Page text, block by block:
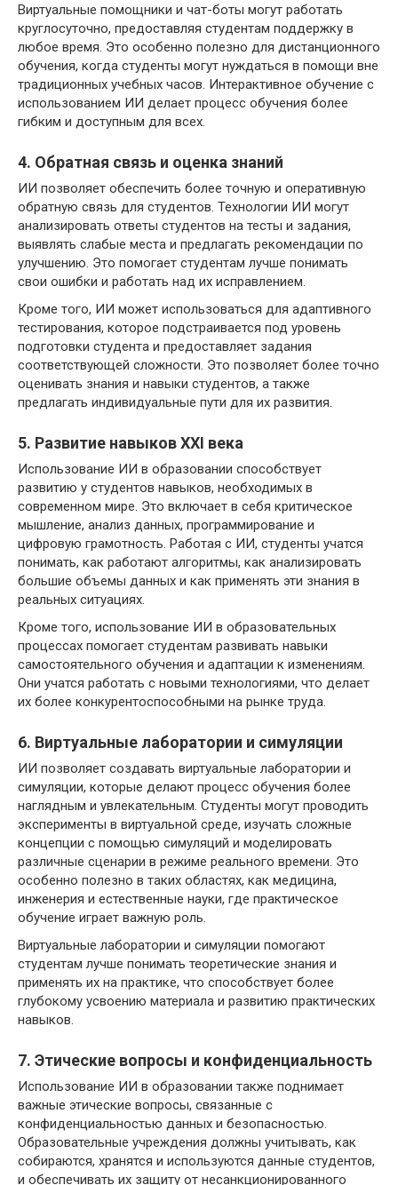
Виртуальные помощники и чат-боты могут работать
круглосуточно, предоставляя студентам поддержку в
любое время. Это особенно полезно для дистанционного
обучения, когда студенты могут нуждаться в помощи вне
традиционных учебных часов. Интерактивное обучение с
использованием ИИ делает процесс обучения более
гибким и доступным для всех.
4. Обратная связь и оценка знаний
ИИ позволяет обеспечить более точную и оперативную
обратную связь для студентов. Технологии ИИ могут
анализировать ответы студентов на тесты и задания,
выявлять слабые места и предлагать рекомендации по
улучшению. Это помогает студентам лучше понимать
свои ошибки и работать над их исправлением.
Кроме того, ИИ может использоваться для адаптивного
тестирования, которое подстраивается под уровень
подготовки студента и предоставляет задания
соответствующей сложности. Это позволяет более точно
оценивать знания и навыки студентов, а также
предлагать индивидуальные пути для их развития.
5. Развитие навыков XXI века
Использование ИИ в образовании способствует
развитию у студентов навыков, необходимых в
современном мире. Это включает в себя критическое
мышление, анализ данных, программирование и
цифровую грамотность. Работая с ИИ, студенты учатся
понимать, как работают алгоритмы, как анализировать
большие объемы данных и как применять эти знания в
реальных ситуациях.
Кроме того, использование ИИ в образовательных
процессах помогает студентам развивать навыки
самостоятельного обучения и адаптации к изменениям.
Они учатся работать с новыми технологиями, что делает
их более конкурентоспособными на рынке труда.
6. Виртуальные лаборатории и симуляции
ИИ позволяет создавать виртуальные лаборатории и
симуляции, которые делают процесс обучения более
наглядным и увлекательным. Студенты могут проводить
эксперименты в виртуальной среде, изучать сложные
концепции с помощью симуляций и моделировать
различные сценарии в режиме реального времени. Это
особенно полезно в таких областях, как медицина,
инженерия и естественные науки, где практическое
обучение играет важную роль.
Виртуальные лаборатории и симуляции помогают
студентам лучше понимать теоретические знания и
применять их на практике, что способствует более
глубокому усвоению материала и развитию практических
навыков.
7. Этические вопросы и конфиденциальность
Использование ИИ в образовании также поднимает
важные этические вопросы, связанные с
конфиденциальностью данных и безопасностью.
Образовательные учреждения должны учитывать, как
собираются, хранятся и используются данные студентов,
и обеспечивать их защиту от несанкционированного